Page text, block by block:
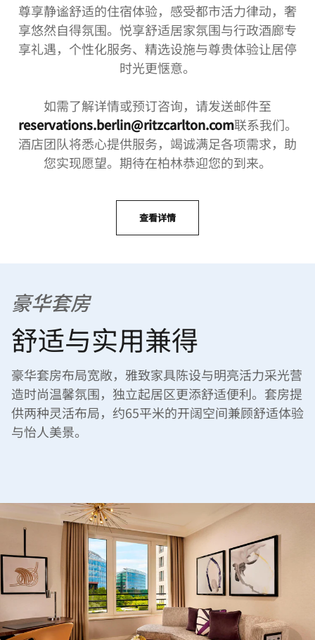
尊享静谧舒适的住宿体验，感受都市活力律动，奢
享悠然自得氛围。悦享舒适居家氛围与行政酒廊专
享礼遇，个性化服务、精选设施与尊贵体验让居停
时光更惬意。
如需了解详情或预订咨询，请发送邮件至
reservations.berlin@ritzcarlton.com联系我们。
酒店团队将悉心提供服务，竭诚满足各项需求，助
您实现愿望。期待在柏林恭迎您的到来。
查看详情
豪华套房
舒适与实用兼得
豪华套房布局宽敞，雅致家具陈设与明亮活力采光营
造时尚温馨氛围，独立起居区更添舒适便利。套房提
供两种灵活布局，约65平米的开阔空间兼顾舒适体验
与怡人美景。